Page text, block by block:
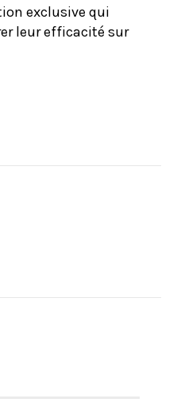
exclusive qui
leur efficacité sur